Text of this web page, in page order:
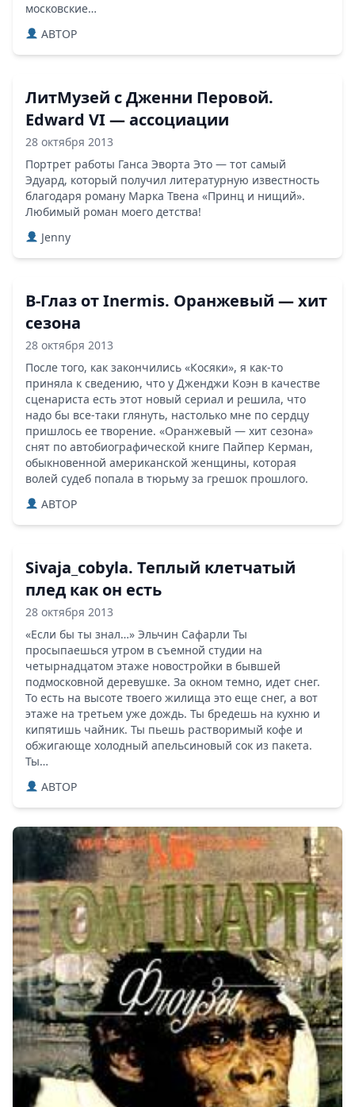
московские…
ABTOP
ЛитМузей с Дженни Перовой.
Edward VI — ассоциации
28 октября 2013
Портрет работы Ганса Эворта Это — тот самый
Эдуард, который получил литературную известность
благодаря роману Марка Твена «Принц и нищий».
Любимый роман моего детства!
Jenny
В-Глаз от Inermis. Оранжевый — хит
сезона
28 октября 2013
После того, как закончились «Косяки», я как-то
приняла к сведению, что у Дженджи Коэн в качестве
сценариста есть этот новый сериал и решила, что
надо бы все-таки глянуть, настолько мне по сердцу
пришлось ее творение. «Оранжевый — хит сезона»
снят по автобиографической книге Пайпер Керман,
обыкновенной американской женщины, которая
волей судеб попала в тюрьму за грешок прошлого.
ABTOP
Sivaja_cobyla. Теплый клетчатый
плед как он есть
28 октября 2013
«Если бы ты знал…» Эльчин Сафарли Ты
просыпаешься утром в съемной студии на
четырнадцатом этаже новостройки в бывшей
подмосковной деревушке. За окном темно, идет снег.
То есть на высоте твоего жилища это еще снег, а вот
этаже на третьем уже дождь. Ты бредешь на кухню и
кипятишь чайник. Ты пьешь растворимый кофе и
обжигающе холодный апельсиновый сок из пакета.
Ты…
ABTOP